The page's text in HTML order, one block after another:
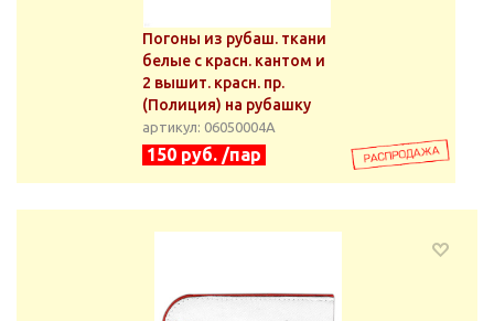
Погоны из рубаш. ткани
белые с красн. кантом и
2 вышит. красн. пр.
(Полиция) на рубашку
артикул: 06050004А
150 руб. /пар